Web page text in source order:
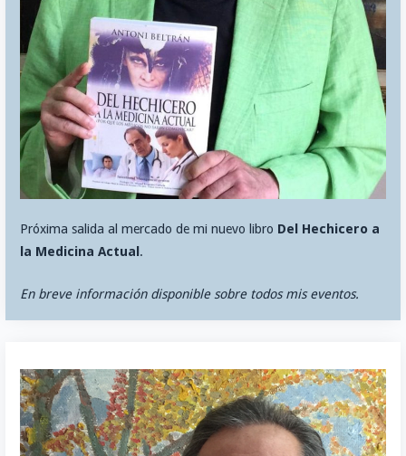
Próxima salida al mercado de mi nuevo libro Del Hechicero a
la Medicina Actual .
En breve información disponible sobre todos mis eventos.